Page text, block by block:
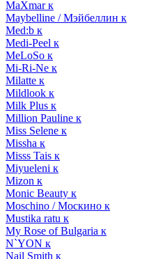
MaXmar к
Maybelline / Мэйбеллин к
Med:b к
Medi-Peel к
MeLoSo к
Mi-Ri-Ne к
Milatte к
Mildlook к
Milk Plus к
Million Pauline к
Miss Selene к
Missha к
Misss Tais к
Miyueleni к
Mizon к
Monic Beauty к
Moschino / Москино к
Mustika ratu к
My Rose of Bulgaria к
N`YON к
Nail Smith к